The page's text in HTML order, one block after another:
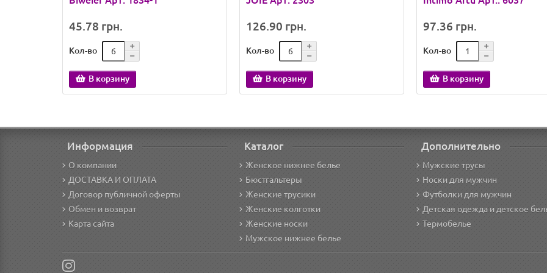
45.78 грн.
Кол-во
В корзину
126.90 грн.
Кол-во
В корзину
97.36 грн.
Кол-во
В корзину
Информация
О компании
ДОСТАВКА И ОПЛАТА
Договор публичной оферты
Обмен и возврат
Карта сайта
Каталог
Женское нижнее белье
Бюстгальтеры
Женские трусики
Женские колготки
Женские носки
Мужское нижнее белье
Дополнительно
Мужские трусы
Носки для мужчин
Футболки для мужчин
Детская одежда и детское
Термобелье